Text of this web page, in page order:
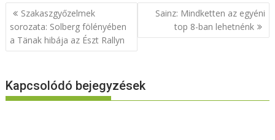
Bejegyzés
navigáció
Szakaszgyőzelmek
sorozata: Solberg fölényében
a Tänak hibája az Észt Rallyn
Sainz: Mindketten az egyéni
top 8-ban lehetnénk
Kapcsolódó bejegyzések